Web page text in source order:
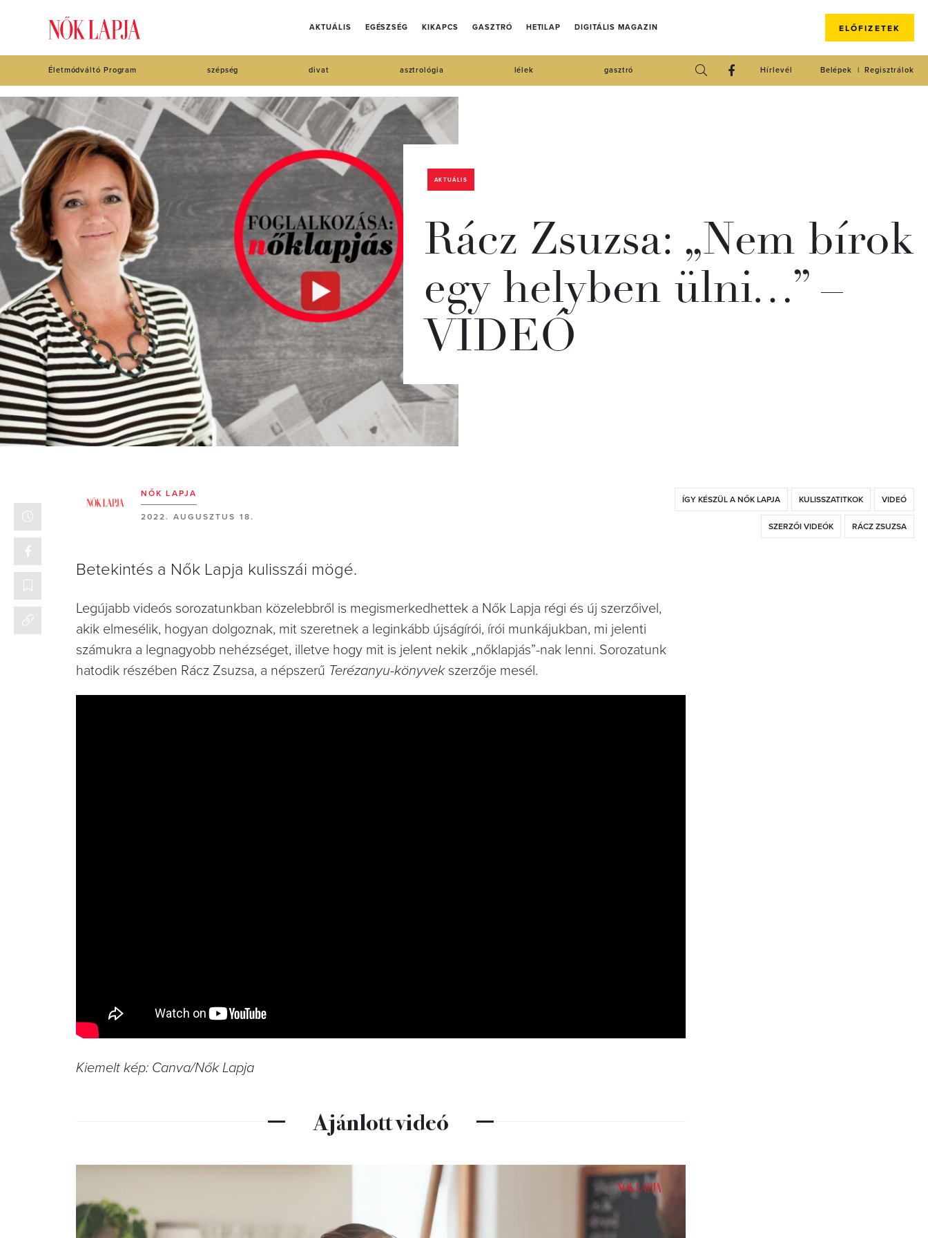
AKTUÁLIS EGÉSZSÉG KIKAPCS GASZTRÓ HETILAP DIGITÁLIS MAGAZIN ELŐFIZETEK
Életmódváltó Program szépség divat asztrológia lélek gasztró Regisztrálok
Belépek
Hírlevél
AKTUÁLIS
Rácz Zsuzsa: „Nem bírok
egy helyben ülni…” –
VIDEÓ
NŐK LAPJA
2022. AUGUSZTUS 18.
ÍGY KÉSZÜL A NŐK LAPJA KULISSZATITKOK VIDEÓ
SZERZŐI VIDEÓK RÁCZ ZSUZSA
Betekintés a Nők Lapja kulisszái mögé.
Legújabb videós sorozatunkban közelebbről is megismerkedhettek a Nők Lapja régi és új szerzőivel,
akik elmesélik, hogyan dolgoznak, mit szeretnek a leginkább újságírói, írói munkájukban, mi jelenti
számukra a legnagyobb nehézséget, illetve hogy mit is jelent nekik „nőklapjás”-nak lenni. Sorozatunk
hatodik részében Rácz Zsuzsa, a népszerű Terézanyu-könyvekszerzője mesél.
Kiemelt kép: Canva/Nők Lapja
Ajánlott videó